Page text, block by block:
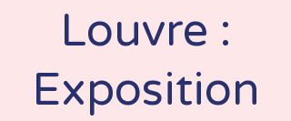
Louvre :
Exposition